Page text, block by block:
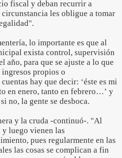
fiscal y deban recurrir a
circunstancia les obligue a tomar
lo importante es que al
exista control, supervisión
año, para que se ajuste a lo que
propios o
hay que decir: ‘éste es mi
en enero, tanto en febrero…’ y
no, la gente se desboca.
y la cruda -continuó-. "Al
luego vienen las
pues regularmente en las
las cosas se complican a fin